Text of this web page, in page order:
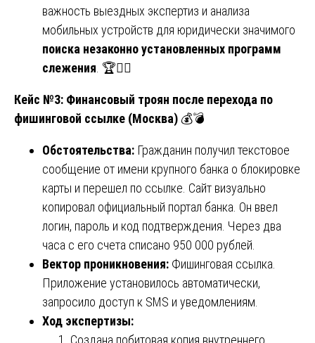
важность выездных экспертиз и анализа
мобильных устройств для юридически значимого
поиска незаконно установленных программ
слежения . 🏆👩‍⚖️
Кейс №3: Финансовый троян после перехода по
фишинговой ссылке (Москва) 💰💣
Обстоятельства: Гражданин получил текстовое
сообщение от имени крупного банка о блокировке
карты и перешел по ссылке. Сайт визуально
копировал официальный портал банка. Он ввел
логин, пароль и код подтверждения. Через два
часа с его счета списано 950 000 рублей.
Вектор проникновения: Фишинговая ссылка.
Приложение установилось автоматически,
запросило доступ к SMS и уведомлениям.
Ход экспертизы:
Создана побитовая копия внутреннего